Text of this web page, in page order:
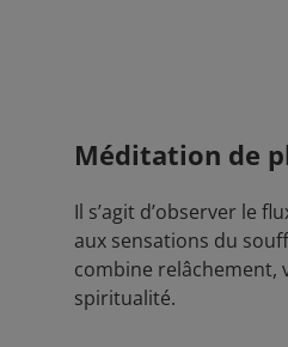
Méditation de
Il s’agit d’observer le
aux sensations du
combine relâchement,
spiritualité.